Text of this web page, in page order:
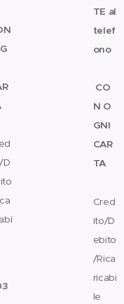
D
TE al
telef
ono
CO
N O
GNI
CAR
TA
Cred
ito/D
ebito
/Rica
ricabi
le